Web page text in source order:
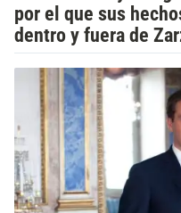
por el que sus
dentro y fuera de